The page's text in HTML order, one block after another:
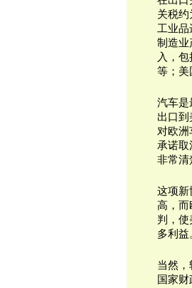
关税约
工业
制造业
入，
等；美
汽车是
出口到
对欧
承诺取
非常清
这项新
高，而
判，
多利益
当然
国家